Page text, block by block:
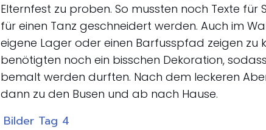
Elternfest zu proben. So mussten noch Texte
für einen Tanz geschneidert werden. Auch im
eigene Lager oder einen Barfusspfad zeigen zu
benötigten noch ein bisschen Dekoration,
bemalt werden durften. Nach dem leckeren
dann zu den Busen und ab nach Hause.
Bilder Tag 4